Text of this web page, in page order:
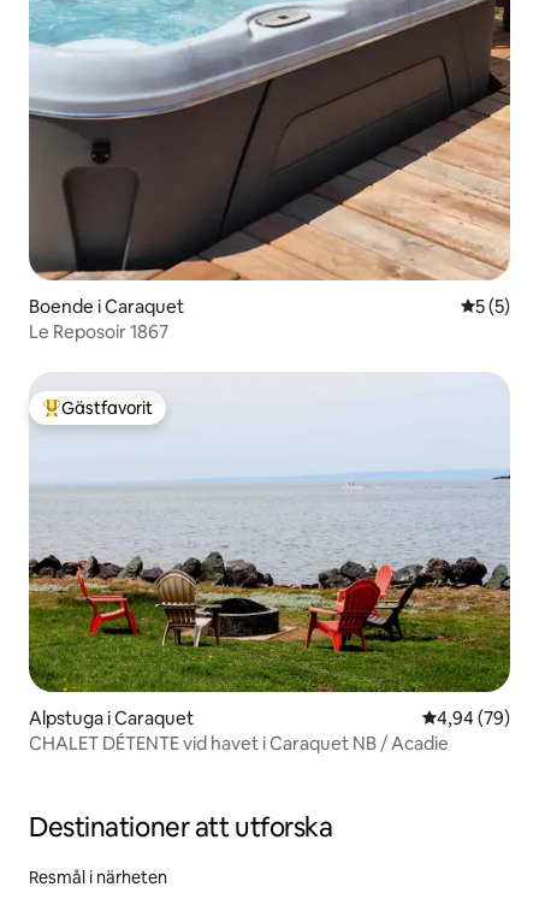
Boende i Caraquet 5 av 5 i
5 (5)
Le Reposoir 1867
Populär gästfavorit
Gästfavorit
Alpstuga i Caraquet 4,94 av 5 i
4,94 (79)
CHALET DÉTENTE vid havet i Caraquet NB / Acadie
Destinationer att utforska
Resmål i närheten